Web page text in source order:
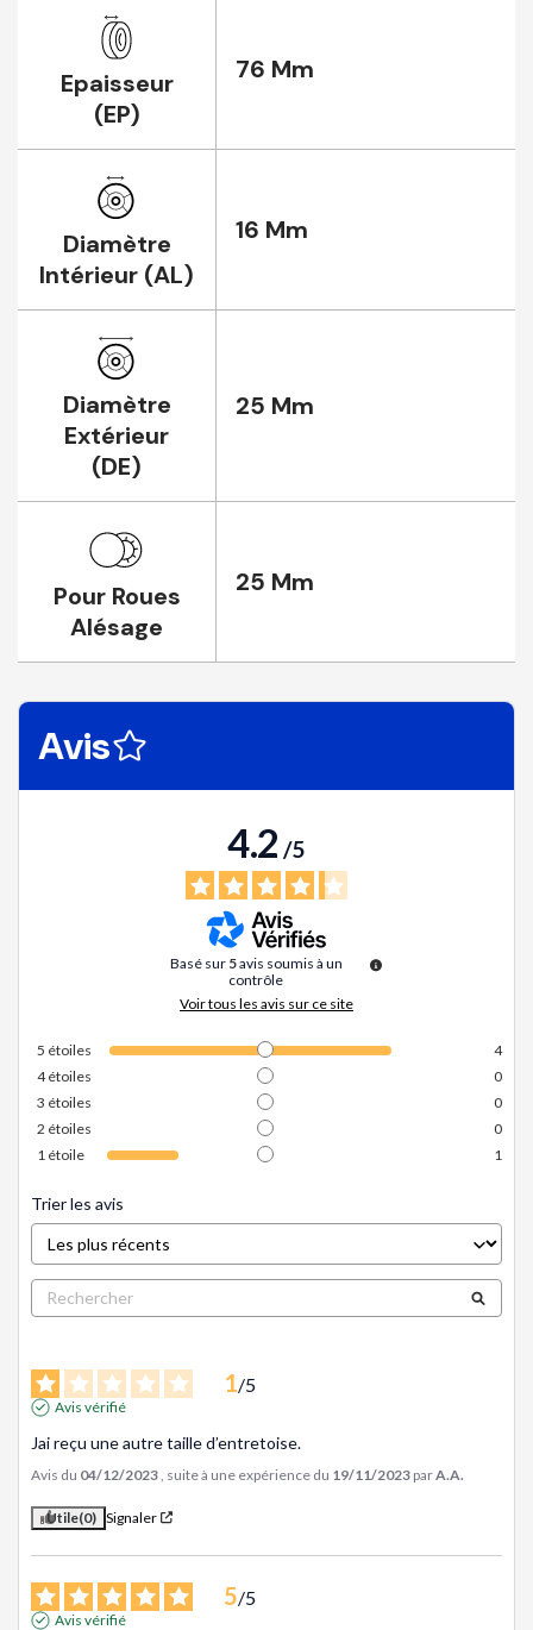
Epaisseur
(EP)
76 Mm
Diamètre
Intérieur (AL)
16 Mm
Diamètre
Extérieur
(DE)
25 Mm
Pour Roues
Alésage
25 Mm
Avis
4.2/5
Basé sur 5avis soumis à un
contrôle
Voir tous les avis sur ce site
5 étoiles
4
4étoiles
0
3 étoiles
0
2 étoiles
0
1 étoile 1
Trier les avis
1/5
Avis vérifié
Jai reçu une autre taille d’entretoise.
Avis du 04/12/2023 , suite à une expérience du 19/11/2023 parA.A.
Utile(0) Signaler
5/5
Avis vérifié